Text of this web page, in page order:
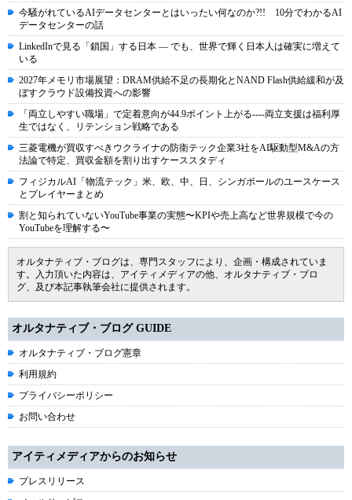
今騒がれているAIデータセンターとはいったい何なのか?!! 10分でわかるAI
データセンターの話
LinkedInで見る「鎖国」する日本 ― でも、世界で輝く日本人は確実に増えて
いる
2027年メモリ市場展望：DRAM供給不足の長期化とNAND Flash供給緩和が及
ぼすクラウド設備投資への影響
「両立しやすい職場」で定着意向が44.9ポイント上がる----両立支援は福利厚
生ではなく、リテンション戦略である
三菱電機が買収すべきウクライナの防衛テック企業3社をAI駆動型M&Aの方
法論で特定、買収金額を割り出すケーススタディ
フィジカルAI「物流テック」米、欧、中、日、シンガポールのユースケース
とプレイヤーまとめ
割と知られていないYouTube事業の実態〜KPIや売上高など世界規模で今の
YouTubeを理解する〜
オルタナティブ・ブログは、専門スタッフにより、企画・構成されていま
す。入力頂いた内容は、アイティメディアの他、オルタナティブ・ブロ
グ、及び本記事執筆会社に提供されます。
オルタナティブ・ブログ GUIDE
オルタナティブ・ブログ憲章
利用規約
プライバシーポリシー
お問い合わせ
アイティメディアからのお知らせ
プレスリリース